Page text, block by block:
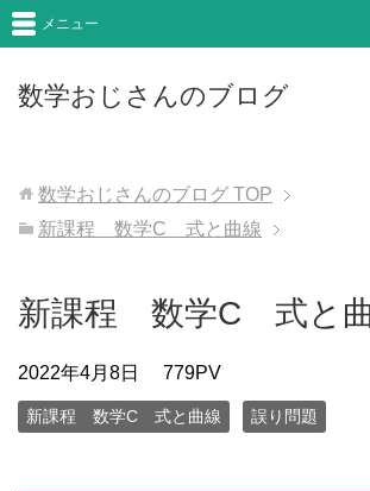
数学おじさんのブログ
メニュー
数学おじさんのブログ TOP
新課程 数学C 式と曲線
新課程 数学C 式と
2022年4月8日 779PV
新課程 数学C 式と曲線 誤り問題